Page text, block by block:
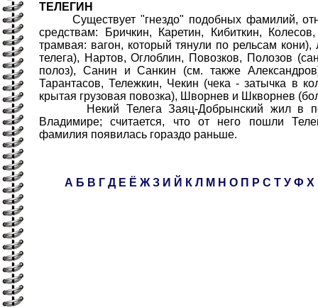
ТЕЛЕГИН
Существует "гнездо" подобных фамилий,
средствам: Бричкин, Каретин, Кибиткин,
трамвая: вагон, который тянули по рельсам
телега), Нартов, Оглоблин, Повозков, Полозов
полоз), Санин и Санкин (см. также
Тарантасов, Тележкин, Чекин (чека - затычка в
крытая грузовая повозка), Шворнев и Шкворнев
Некий Телега Заяц-Добрынский жил в
Владимире; считается, что от него пошли
фамилия появилась гораздо раньше.
А Б В Г Д Е Ё Ж З И Й К Л М Н О П Р С Т У Ф Х